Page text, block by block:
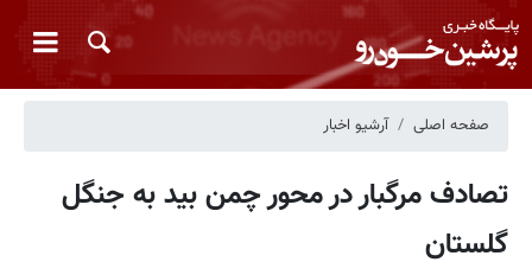
صفحه اصلی آرشیو اخبار
تصادف مرگبار در محور چمن بید به جنگل
گلستان